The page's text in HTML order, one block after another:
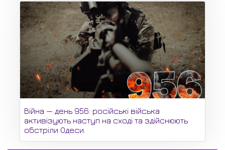
Війна — день 956: російські війська
активізують наступ на сході та здійснюють
обстріли Одеси.